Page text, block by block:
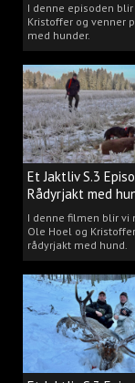
I denne episoden
Kristoffer og venner
med hunder.
Et Jaktliv S.3
Rådyrjakt med
I denne filmen blir vi
Ole Hoel og
rådyrjakt med hund.